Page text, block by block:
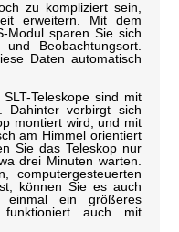
zu kompliziert sein,
erweitern. Mit dem
Modul sparen Sie sich
Beobachtungsort.
Daten automatisch
Teleskope sind mit
Dahinter verbirgt sich
montiert wird, und mit
am Himmel orientiert
Sie das Teleskop nur
drei Minuten warten.
computergesteuerten
können Sie es auch
einmal ein größeres
auch mit